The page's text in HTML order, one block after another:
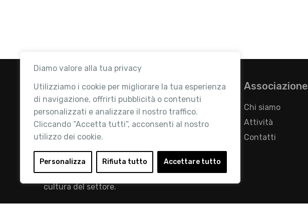
Diamo valore alla tua privacy
Utilizziamo i cookie per migliorare la tua esperienza
di navigazione, offrirti pubblicità o contenuti
personalizzati e analizzare il nostro traffico.
Cliccando “Accetta tutti”, acconsenti al nostro
utilizzo dei cookie.
Personalizza Rifiuta tutto Accettare tutto
Retail Institute Italy è l’Associazione di
riferimento per l'Ecosistema Retail: la nostra
mission è quella di promuovere lo sviluppo e la
cultura del settore.
Associazione
Chi siamo
Attività
Contatti